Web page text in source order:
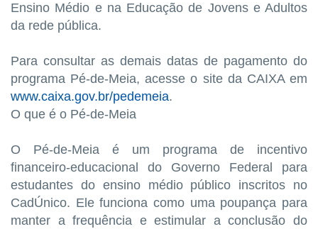
Ensino Médio e na Educação de Jovens e Adultos
da rede pública.
Para consultar as demais datas de pagamento do
programa Pé-de-Meia, acesse o site da CAIXA em
www.caixa.gov.br/pedemeia.
O que é o Pé-de-Meia
O Pé-de-Meia é um programa de incentivo
financeiro-educacional do Governo Federal para
estudantes do ensino médio público inscritos no
CadÚnico. Ele funciona como uma poupança para
manter a frequência e estimular a conclusão do